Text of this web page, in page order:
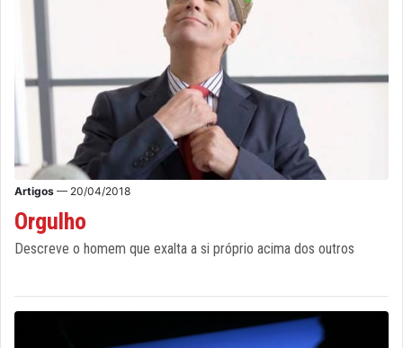
Artigos — 20/04/2018
Orgulho
Descreve o homem que exalta a si próprio acima dos outros